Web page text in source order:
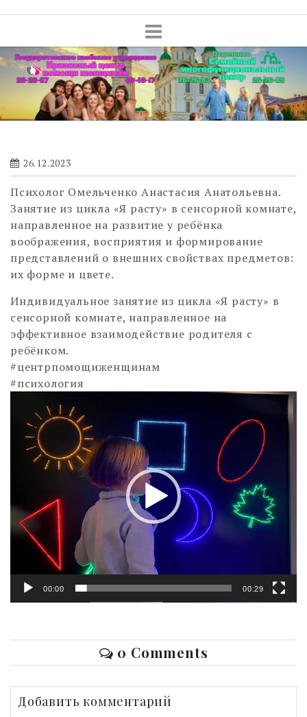
26.12.2023
Психолог Омельченко Анастасия Анатольевна.
Занятие из цикла «Я расту» в сенсорной комнате,
направленное на развитие у ребёнка
воображения, восприятия и формирование
представлений о внешних свойствах предметов:
их форме и цвете.
Индивидуальное занятие из цикла «Я расту» в
сенсорной комнате, направленное на
эффективное взаимодействие родителя с
ребёнком.
#центрпомощиженщинам
#психология
00:00 00:29
0 Comments
Добавить комментарий